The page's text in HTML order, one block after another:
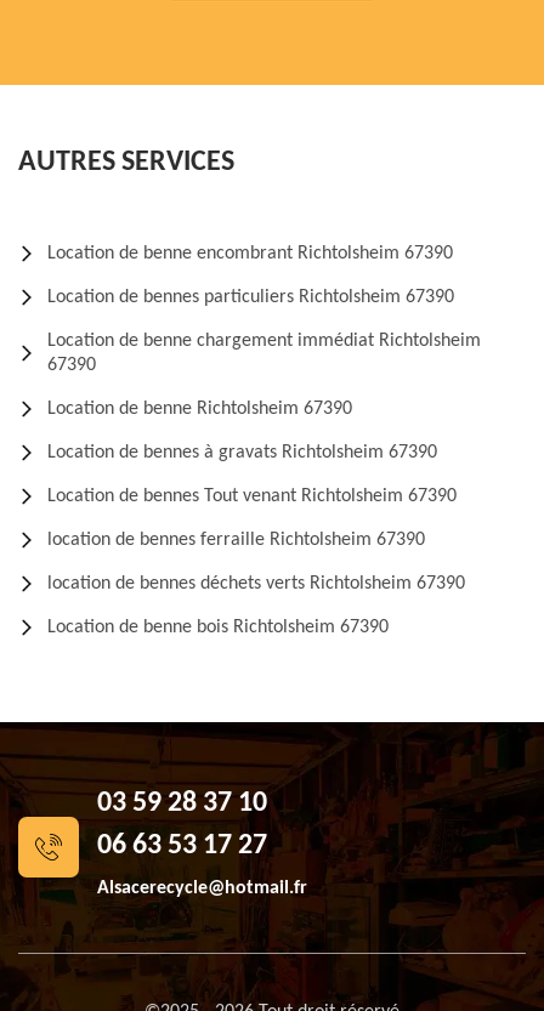
AUTRES SERVICES
Location de benne encombrant Richtolsheim 67390
Location de bennes particuliers Richtolsheim 67390
Location de benne chargement immédiat Richtolsheim
67390
Location de benne Richtolsheim 67390
Location de bennes à gravats Richtolsheim 67390
Location de bennes Tout venant Richtolsheim 67390
location de bennes ferraille Richtolsheim 67390
location de bennes déchets verts Richtolsheim 67390
Location de benne bois Richtolsheim 67390
03 59 28 37 10
06 63 53 17 27
Alsacerecycle@hotmail.fr